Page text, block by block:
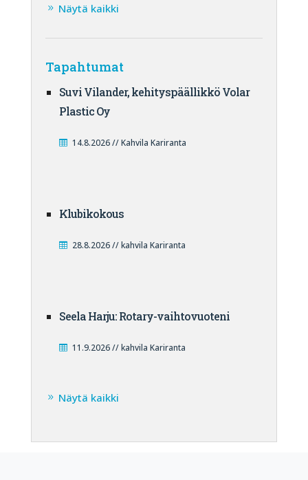
Näytä kaikki
Tapahtumat
Suvi Vilander, kehityspäällikkö Volar
Plastic Oy
14.8.2026 // Kahvila Kariranta
Klubikokous
28.8.2026 // kahvila Kariranta
Seela Harju: Rotary-vaihtovuoteni
11.9.2026 // kahvila Kariranta
Näytä kaikki